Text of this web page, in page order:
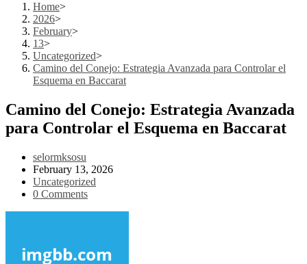
Home>
2026>
February>
13>
Uncategorized>
Camino del Conejo: Estrategia Avanzada para Controlar el
Esquema en Baccarat
Camino del Conejo: Estrategia Avanzada
para Controlar el Esquema en Baccarat
Post
author:
selormksosu
Post
published:
February 13, 2026
Post
category:
Uncategorized
Post
0 Comments